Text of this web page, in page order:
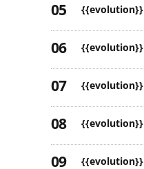
{{evolution}}
{{evolution}}
{{evolution}}
{{evolution}}
{{evolution}}